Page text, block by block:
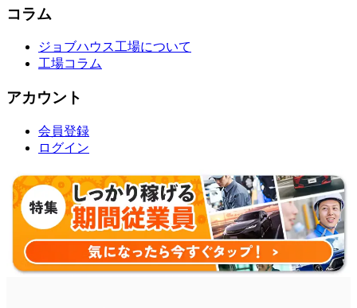
コラム
ジョブハウス工場について
工場コラム
アカウント
会員登録
ログイン